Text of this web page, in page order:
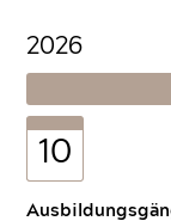
2026
10